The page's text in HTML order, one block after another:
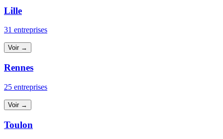
Lille
31 entreprises
Voir →
Rennes
25 entreprises
Voir →
Toulon